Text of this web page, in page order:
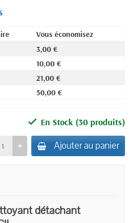
Vous économisez
3,00 €
10,00 €
21,00 €
50,00 €
En Stock (30 produits)
Ajouter au panier
détachant